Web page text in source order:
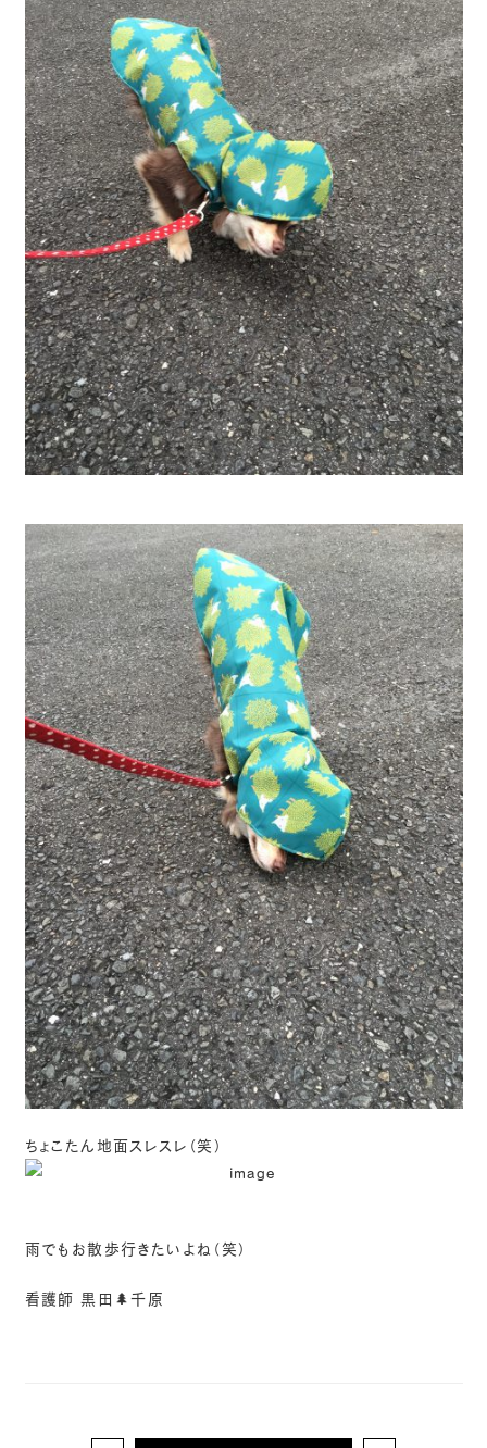
ちょこたん地面スレスレ（笑）
雨でもお散歩行きたいよね（笑）
看護師 黒田🌲千原